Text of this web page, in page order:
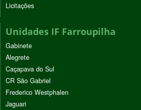
Licitações
Unidades IF Farroupilha
Gabinete
Alegrete
Caçapava do Sul
CR São Gabriel
Frederico Westphalen
Jaguari